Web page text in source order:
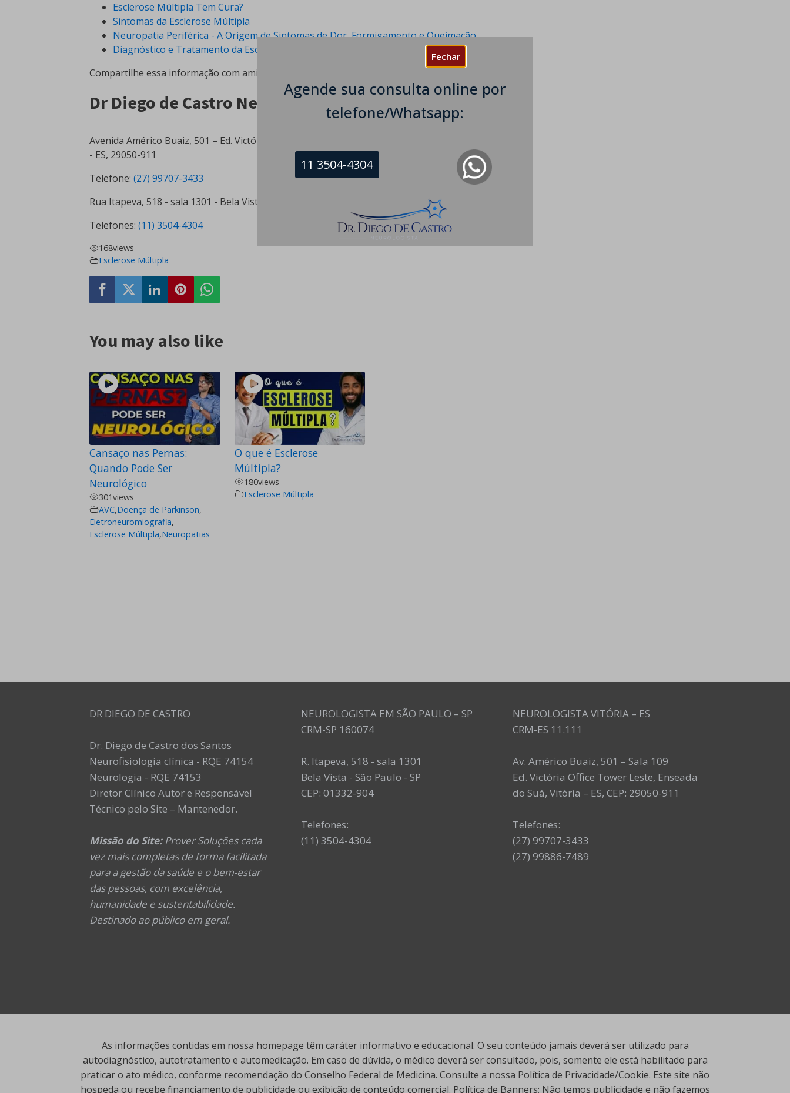
Fechar
Agende sua consulta online por
telefone/Whatsapp:
11 3504-4304
Esclerose Múltipla Tem Cura?
Sintomas da Esclerose Múltipla
Neuropatia Periférica - A Origem de Sintomas de Dor, Formigamento e Queimação
Diagnóstico e Tratamento da Esclerose Múltipla
Compartilhe essa informação com amigos e familiares!
Dr Diego de Castro Neurologista e Neurofisiologista
Avenida Américo Buaiz, 501 – Ed. Victória Office Tower Leste, Sala 109 - Enseada do Suá, Vitória
- ES, 29050-911
Telefone: (27) 99707-3433
Rua Itapeva, 518 - sala 1301 - Bela Vista, São Paulo - SP, 01332-904
Telefones: (11) 3504-4304
168views
Esclerose Múltipla
You may also like
Cansaço nas Pernas:
Quando Pode Ser
Neurológico
301views
AVC,Doença de Parkinson,
Eletroneuromiografia,
Esclerose Múltipla,Neuropatias
O que é Esclerose
Múltipla?
180views
Esclerose Múltipla
DR DIEGO DE CASTRO
Dr. Diego de Castro dos Santos
Neurofisiologia clínica - RQE 74154
Neurologia - RQE 74153
Diretor Clínico Autor e Responsável
Técnico pelo Site – Mantenedor.
Missão do Site:Prover Soluções cada
vez mais completas de forma facilitada
para a gestão da saúde e o bem-estar
das pessoas, com excelência,
humanidade e sustentabilidade.
Destinado ao público em geral.
NEUROLOGISTA EM SÃO PAULO – SP
CRM-SP 160074
R. Itapeva, 518 - sala 1301
Bela Vista - São Paulo - SP
CEP: 01332-904
Telefones:
(11) 3504-4304
NEUROLOGISTA VITÓRIA – ES
CRM-ES 11.111
Av. Américo Buaiz, 501 – Sala 109
Ed. Victória Office Tower Leste, Enseada
do Suá, Vitória – ES, CEP: 29050-911
Telefones:
(27) 99707-3433
(27) 99886-7489
As informações contidas em nossa homepage têm caráter informativo e educacional. O seu conteúdo jamais deverá ser utilizado para
autodiagnóstico, autotratamento e automedicação. Em caso de dúvida, o médico deverá ser consultado, pois, somente ele está habilitado para
praticar o ato médico, conforme recomendação do Conselho Federal de Medicina. Consulte a nossa Política de Privacidade/Cookie. Este site não
hospeda ou recebe financiamento de publicidade ou exibição de conteúdo comercial. Política de Banners: Não temos publicidade e não fazemos